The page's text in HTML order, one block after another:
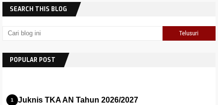
SEARCH THIS BLOG
POPULAR POST
Juknis TKA AN Tahun 2026/2027